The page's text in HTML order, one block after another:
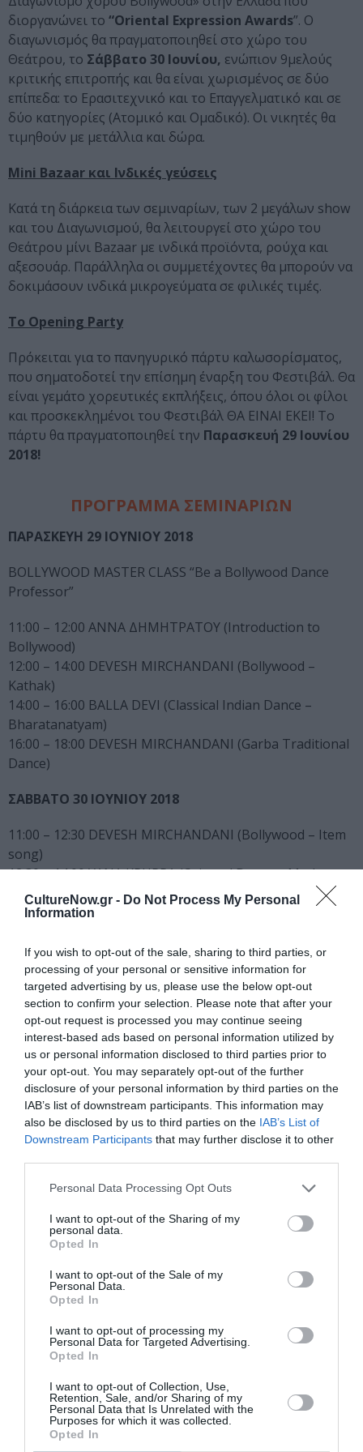
CultureNow.gr - Do Not Process My Personal
Information
If you wish to opt-out of the sale, sharing to third parties, or
processing of your personal or sensitive information for
targeted advertising by us, please use the below opt-out
section to confirm your selection. Please note that after your
opt-out request is processed you may continue seeing
interest-based ads based on personal information utilized by
us or personal information disclosed to third parties prior to
your opt-out. You may separately opt-out of the further
disclosure of your personal information by third parties on the
IAB’s list of downstream participants. This information may
also be disclosed by us to third parties on the IAB’s List of
Downstream Participants that may further disclose it to other
Personal Data Processing Opt Outs
I want to opt-out of the Sharing of my
personal data.
Opted In
I want to opt-out of the Sale of my
Personal Data.
Opted In
I want to opt-out of processing my
Personal Data for Targeted Advertising.
Opted In
I want to opt-out of Collection, Use,
Retention, Sale, and/or Sharing of my
Personal Data that Is Unrelated with the
Purposes for which it was collected.
Opted In
διοργανώνει το “Oriental Expression Awards”. Ο
διαγωνισμός θα πραγματοποιηθεί στο χώρο του
Θεάτρου, το Σάββατο 30 Ιουνίου, ενώπιον 9μελούς
κριτικής επιτροπής και θα είναι χωρισμένος σε δύο
επίπεδα: το Ερασιτεχνικό και το Επαγγελματικό και σε
δύο κατηγορίες (Ατομικό και Ομαδικό). Οι νικητές θα
τιμηθούν με μετάλλια και δώρα.
Mini Bazaar και Ινδικές γεύσεις
Κατά τη διάρκεια των σεμιναρίων, των 2 μεγάλων show
και του Διαγωνισμού, θα λειτουργεί στο χώρο του
Θεάτρου μίνι Bazaar με ινδικά προϊόντα, ρούχα και
αξεσουάρ. Παράλληλα οι συμμετέχοντες θα μπορούν να
δοκιμάσουν ινδικά μικρογεύματα σε φιλικές τιμές.
To Opening Party
Πρόκειται για το πανηγυρικό πάρτυ καλωσορίσματος,
που σηματοδοτεί την επίσημη έναρξη του Φεστιβάλ. Θα
είναι γεμάτο χορευτικές εκπλήξεις, όπου όλοι οι φίλοι
και προσκεκλημένοι του Φεστιβάλ ΘΑ ΕΙΝΑΙ ΕΚΕΙ! Το
πάρτυ θα πραγματοποιηθεί την Παρασκευή 29 Ιουνίου
2018!
ΠΡΟΓΡΑΜΜΑ ΣΕΜΙΝΑΡΙΩΝ
ΠΑΡΑΣΚΕΥΗ 29 ΙΟΥΝΙΟΥ 2018
BOLLYWOOD MASTER CLASS “Be a Bollywood Dance
Professor”
11:00 – 12:00 ΑΝΝΑ ΔΗΜΗΤΡΑΤΟΥ (Introduction to
Bollywood)
12:00 – 14:00 DEVESH MIRCHANDANI (Bollywood –
Kathak)
14:00 – 16:00 BALLA DEVI (Classical Indian Dance –
Bharatanatyam)
16:00 – 18:00 DEVESH MIRCHANDANI (Garba Traditional
Dance)
ΣΑΒΒΑΤΟ 30 ΙΟΥΝΙΟΥ 2018
11:00 – 12:30 DEVESH MIRCHANDAΝΙ (Bollywood – Item
song)
12:30 – 14:00 YANA KRUPPA (Oriental Dance – Modern
Baladi)
14:00 – 15:30 DANIEL PAUL (Kollywood)
ΚΥΡΙΑΚΗ 1 ΙΟΥΛΙΟΥ 2018
11.00 – 12:30 SNEHA MISTRI (Bollywood – Retro Style)
12:30 – 14:00 KINGA MALEC (Bhangra)
14:00 – 15:30 SUMON RUDRA (Bollywood Western
Fusion)
15:30 – 17:00 YANA KRUPPA (Oriental – Iraqi)
Τα σεμινάρια θα πραγματοποιηθούν στο Θέατρο
«Δόρα Στράτου».
Τουρισμού(ΕΟΤ) και τουΔιεθνούς Συμβουλίου
(CID–UNESCO).
Το Φεστιβάλ διοργανώνεται από το
Academy Greece,σε συνεργασία με την
Ελληνο-Ινδική
Εταιρία Πολιτισμού και Ανάπτυξης
Για περισσότερες πληροφορίες σχετικά με το φεστιβάλ,
το διαγωνισμό, τα σεμινάρια και τα εισιτήρια, δείτε:
www.bollywoodfestival.gr
Ταυτότητα Εκδήλωσης